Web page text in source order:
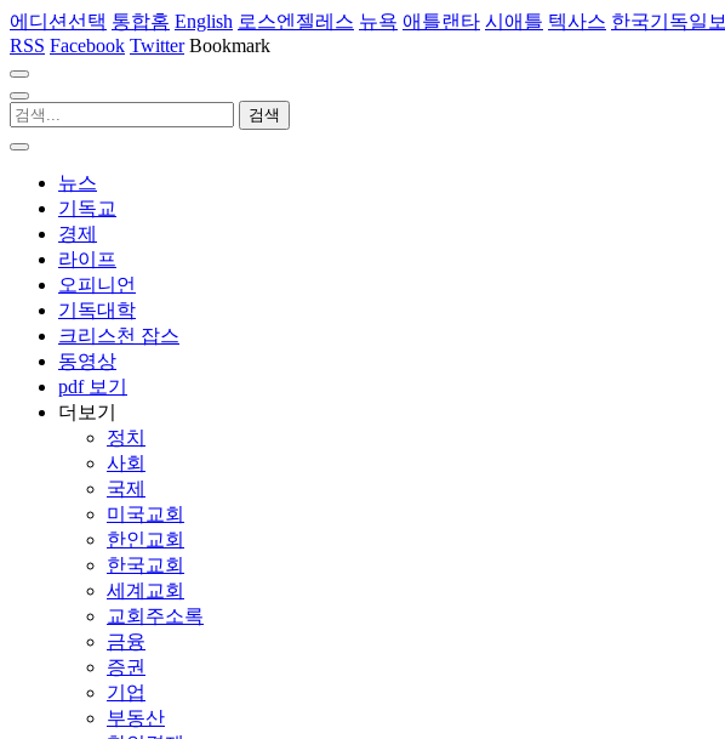
에디션선택 통합홈 English 로스엔젤레스 뉴욕 애틀랜타 시애틀 텍사스 한국기독일보
RSS Facebook Twitter Bookmark
뉴스
기독교
경제
라이프
오피니언
기독대학
크리스천 잡스
동영상
pdf 보기
더보기
정치
사회
국제
미국교회
한인교회
한국교회
세계교회
교회주소록
금융
증권
기업
부동산